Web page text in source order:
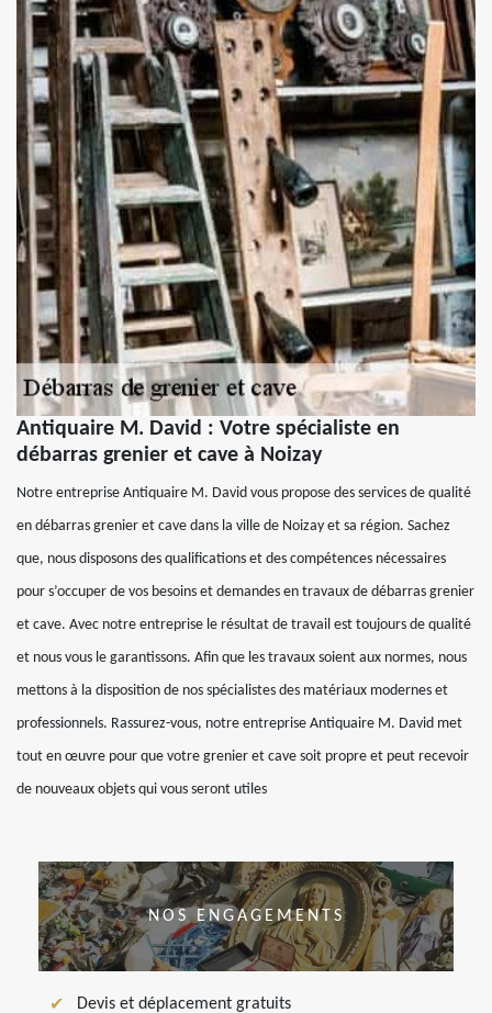
Antiquaire M. David : Votre spécialiste en
débarras grenier et cave à Noizay
Notre entreprise Antiquaire M. David vous propose des services de qualité
en débarras grenier et cave dans la ville de Noizay et sa région. Sachez
que, nous disposons des qualifications et des compétences nécessaires
pour s’occuper de vos besoins et demandes en travaux de débarras grenier
et cave. Avec notre entreprise le résultat de travail est toujours de qualité
et nous vous le garantissons. Afin que les travaux soient aux normes, nous
mettons à la disposition de nos spécialistes des matériaux modernes et
professionnels. Rassurez-vous, notre entreprise Antiquaire M. David met
tout en œuvre pour que votre grenier et cave soit propre et peut recevoir
de nouveaux objets qui vous seront utiles
NOS ENGAGEMENTS
Devis et déplacement gratuits